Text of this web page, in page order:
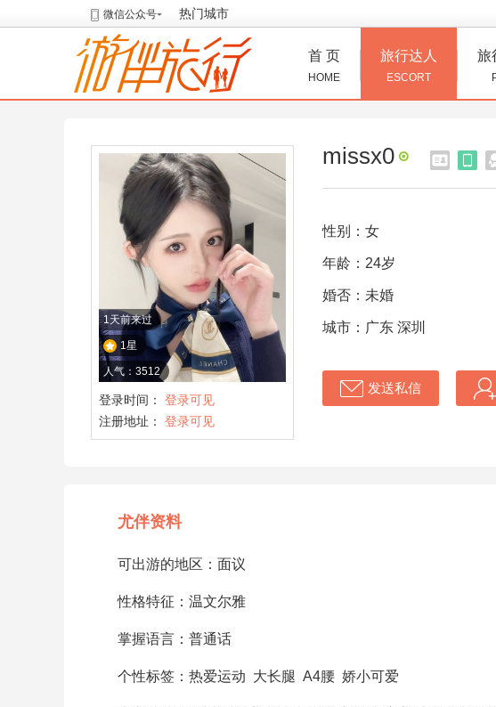
微信公众号 热门城市
首 页
HOME
旅行达人
ESCORT
旅
1天前来过
1星
人气：3512
登录时间： 登录可见
注册地址： 登录可见
missx0
性别：女
年龄：24岁
婚否：未婚
城市：广东 深圳
发送私信
尤伴资料
可出游的地区：面议
性格特征：温文尔雅
掌握语言：普通话
个性标签：热爱运动 大长腿 A4腰 娇小可爱